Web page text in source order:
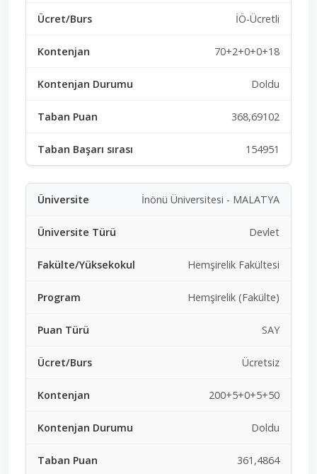
İÖ-Ücretli
70+2+0+0+18
Doldu
368,69102
154951
İnönü Üniversitesi - MALATYA
Devlet
Hemşirelik Fakültesi
Hemşirelik (Fakülte)
SAY
Ücretsiz
200+5+0+5+50
Doldu
361,4864